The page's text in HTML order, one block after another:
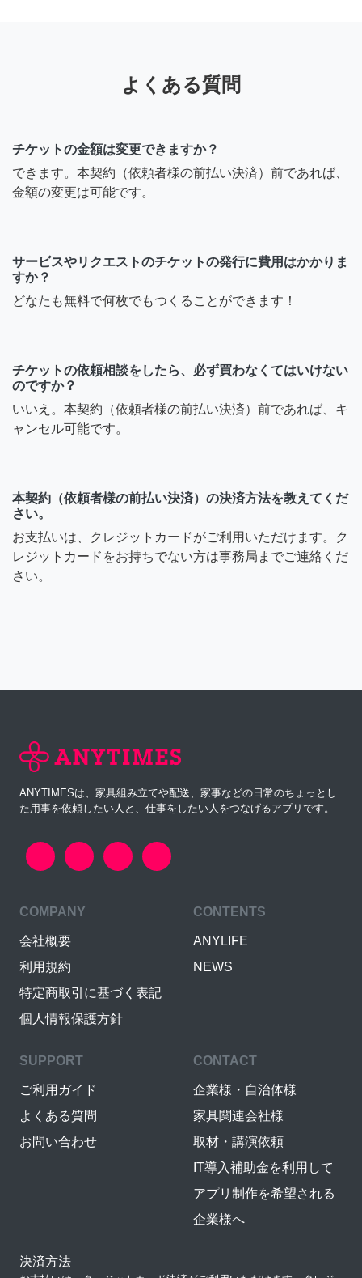
よくある質問
チケットの金額は変更できますか？
できます。本契約（依頼者様の前払い決済）前であれば、
金額の変更は可能です。
サービスやリクエストのチケットの発行に費用はかかりま
すか？
どなたも無料で何枚でもつくることができます！
チケットの依頼相談をしたら、必ず買わなくてはいけない
のですか？
いいえ。本契約（依頼者様の前払い決済）前であれば、キ
ャンセル可能です。
本契約（依頼者様の前払い決済）の決済方法を教えてくだ
さい。
お支払いは、クレジットカードがご利用いただけます。ク
レジットカードをお持ちでない方は事務局までご連絡くだ
さい。
ANYTIMESは、家具組み立てや配送、家事などの日常のちょっとし
た用事を依頼したい人と、仕事をしたい人をつなげるアプリです。
COMPANY
会社概要
利用規約
特定商取引に基づく表記
個人情報保護方針
CONTENTS
ANYLIFE
NEWS
SUPPORT
ご利用ガイド
よくある質問
お問い合わせ
CONTACT
企業様・自治体様
家具関連会社様
取材・講演依頼
IT導入補助金を利用して
アプリ制作を希望される
企業様へ
決済方法